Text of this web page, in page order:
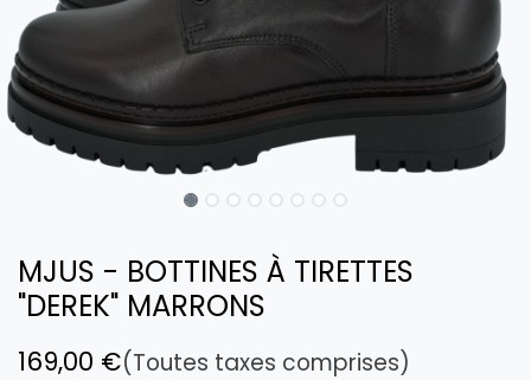
MJUS - BOTTINES À TIRETTES
"DEREK" MARRONS
169,00 €(Toutes taxes comprises)